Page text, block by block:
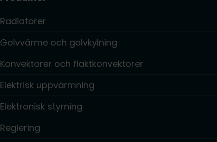
Radiatorer
Golvvärme och golvkylning
Konvektorer och fläktkonvektorer
Elektrisk uppvärmning
Elektronisk styrning
Reglering